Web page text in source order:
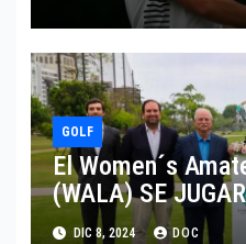
GOLF
El Women´s
(WALA) SE
DIC 8, 2024 DOC